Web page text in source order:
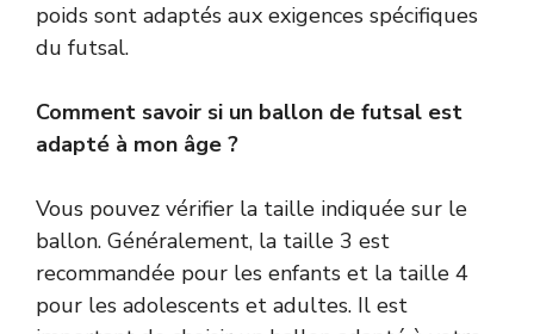
poids sont adaptés aux exigences spécifiques
du futsal.
Comment savoir si un ballon de futsal est
adapté à mon âge ?
Vous pouvez vérifier la taille indiquée sur le
ballon. Généralement, la taille 3 est
recommandée pour les enfants et la taille 4
pour les adolescents et adultes. Il est